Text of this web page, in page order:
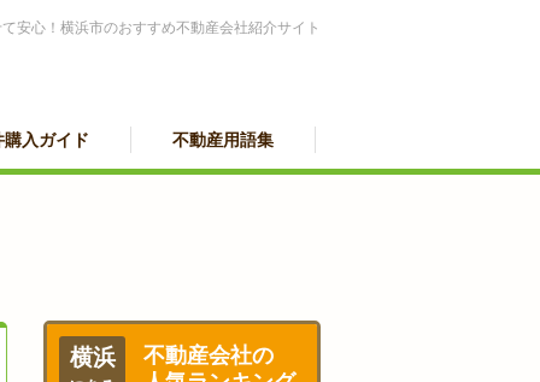
安心！横浜市のおすすめ不動産会社紹介サイト
入ガイド 不動産用語集
横浜
不動産会社の